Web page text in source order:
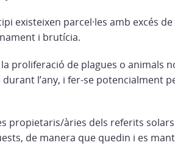
existeixen parcel·les amb excés
i brutícia.
proliferació de plagues o animals
l’any, i fer-se potencialment
propietaris/àries dels referits
de manera que quedin i es